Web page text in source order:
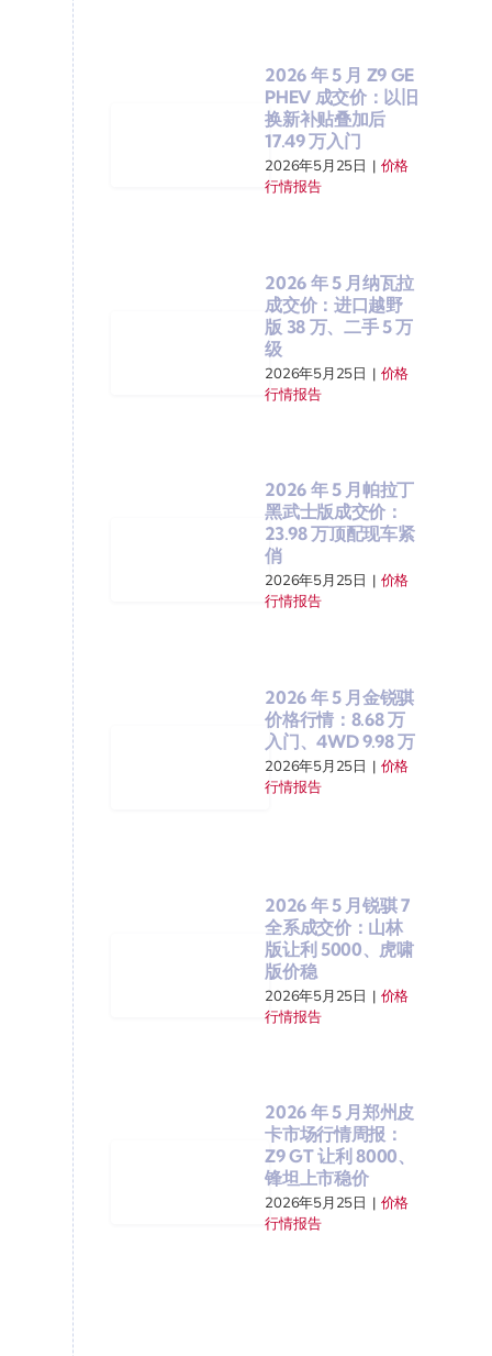
2026 年 5 月 Z9 GE
PHEV 成交价：以旧
换新补贴叠加后
17.49 万入门
2026年5月25日 | 价格
行情报告
2026 年 5 月纳瓦拉
成交价：进口越野
版 38 万、二手 5 万
级
2026年5月25日 | 价格
行情报告
2026 年 5 月帕拉丁
黑武士版成交价：
23.98 万顶配现车紧
俏
2026年5月25日 | 价格
行情报告
2026 年 5 月金锐骐
价格行情：8.68 万
入门、4WD 9.98 万
2026年5月25日 | 价格
行情报告
2026 年 5 月锐骐 7
全系成交价：山林
版让利 5000、虎啸
版价稳
2026年5月25日 | 价格
行情报告
2026 年 5 月郑州皮
卡市场行情周报：
Z9 GT 让利 8000、
锋坦上市稳价
2026年5月25日 | 价格
行情报告